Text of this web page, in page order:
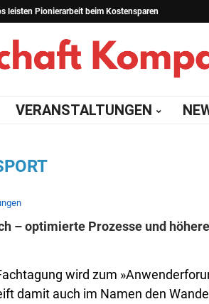
leisten Pionierarbeit beim Kostensparen
VERANSTALTUNGEN
– optimierte Prozesse und
wird zum
damit auch im Namen den